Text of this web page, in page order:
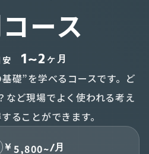
ース
1~2ヶ月
礎”を学べるコースです。ど
など現場でよく使われる考え
ることができます。
￥5,800~/月